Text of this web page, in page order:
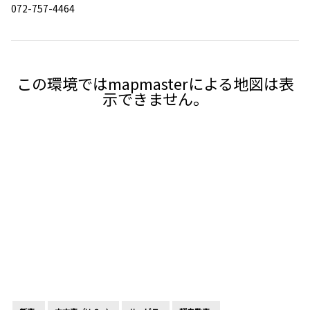
072-757-4464
この環境ではmapmasterによる地図は表
示できません。